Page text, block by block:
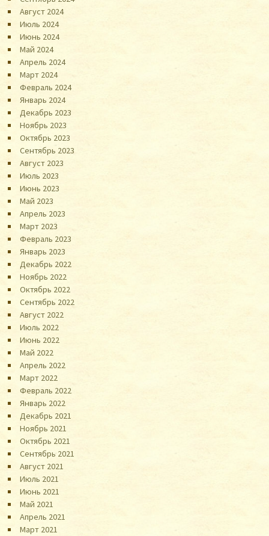
Август 2024
Июль 2024
Июнь 2024
Май 2024
Апрель 2024
Март 2024
Февраль 2024
Январь 2024
Декабрь 2023
Ноябрь 2023
Октябрь 2023
Сентябрь 2023
Август 2023
Июль 2023
Июнь 2023
Май 2023
Апрель 2023
Март 2023
Февраль 2023
Январь 2023
Декабрь 2022
Ноябрь 2022
Октябрь 2022
Сентябрь 2022
Август 2022
Июль 2022
Июнь 2022
Май 2022
Апрель 2022
Март 2022
Февраль 2022
Январь 2022
Декабрь 2021
Ноябрь 2021
Октябрь 2021
Сентябрь 2021
Август 2021
Июль 2021
Июнь 2021
Май 2021
Апрель 2021
Март 2021